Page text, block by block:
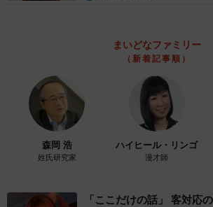
まいどなファミリー
（新着記事順）
森岡 浩
姓氏研究家
ハイヒール・リンゴ
漫才師
「ここだけの話」 客対応